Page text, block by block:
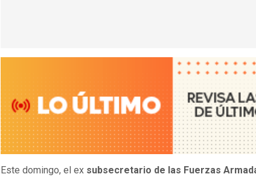
Este domingo, el ex subsecretario de las Fuerzas